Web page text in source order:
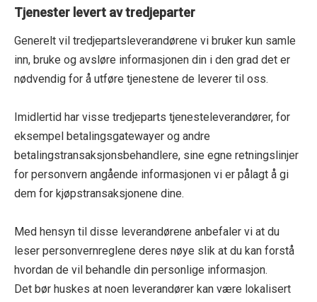
Tjenester levert av tredjeparter
Generelt vil tredjepartsleverandørene vi bruker kun samle
inn, bruke og avsløre informasjonen din i den grad det er
nødvendig for å utføre tjenestene de leverer til oss.
Imidlertid har visse tredjeparts tjenesteleverandører, for
eksempel betalingsgatewayer og andre
betalingstransaksjonsbehandlere, sine egne retningslinjer
for personvern angående informasjonen vi er pålagt å gi
dem for kjøpstransaksjonene dine.
Med hensyn til disse leverandørene anbefaler vi at du
leser personvernreglene deres nøye slik at du kan forstå
hvordan de vil behandle din personlige informasjon.
Det bør huskes at noen leverandører kan være lokalisert